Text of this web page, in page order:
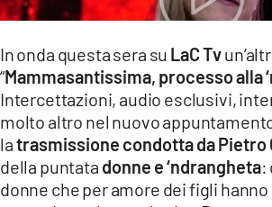
LACITYMAG.IT
ILREGGINO.IT
COSENZACHANNEL.IT
ILVIBONESE.IT
CATANZAROCHANNEL.IT
In onda questa sera su LaC Tv
“Mammasantissima, processo alla
Intercettazioni, audio esclusivi,
molto altro nel nuovo
latrasmissione condotta da Pietro
della puntata donne e ‘ndrangheta:
donne che per amore dei figli